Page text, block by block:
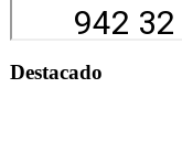
Destacado